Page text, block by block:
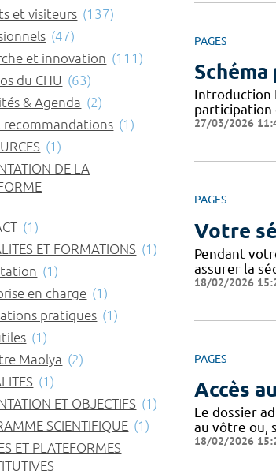
PAGES
Introduction
participation
27/03/2026
PAGES
Votre
Pendant
assurer la
18/02/2026
PAGES
Accès
Le dossier
au vôtre ou,
18/02/2026
et visiteurs (137)
(47)
et innovation (111)
du CHU (63)
& Agenda (2)
recommandations (1)
(1)
DE LA
(1)
ET FORMATIONS (1)
(1)
en charge (1)
pratiques (1)
(1)
Maolya (2)
(1)
ET OBJECTIFS (1)
SCIENTIFIQUE (1)
ET PLATEFORMES